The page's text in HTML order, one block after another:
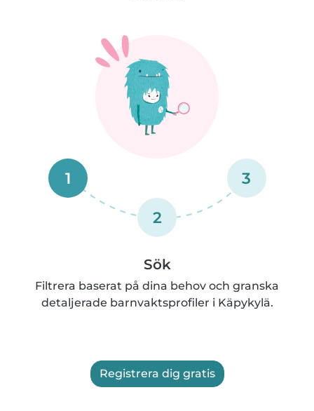
1
2
3
Sök
Filtrera baserat på dina behov och granska
detaljerade barnvaktsprofiler i Käpykylä.
Registrera dig gratis